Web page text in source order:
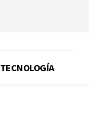
TECNOLOGÍA